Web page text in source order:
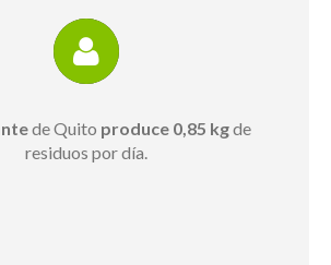
de Quito produce 0,85 kgde
residuos por día.